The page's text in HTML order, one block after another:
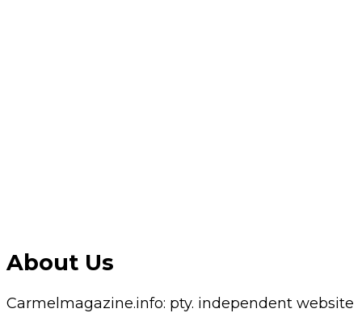
About Us
Carmelmagazine.info: pty. independent website